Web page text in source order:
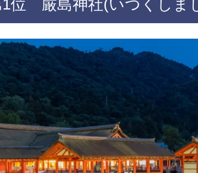
位 厳島神社(いつくしま